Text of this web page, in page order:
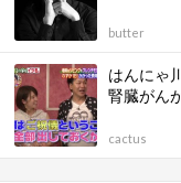
butter
はんにゃ
腎臓がん
cactus